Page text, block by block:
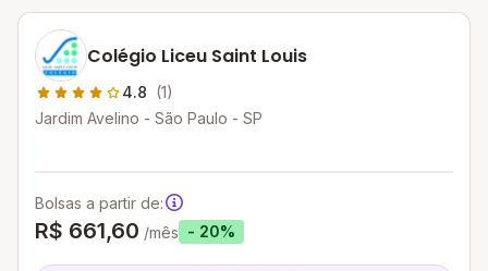
Colégio Liceu Saint Louis
4.8 (1)
Jardim Avelino - São Paulo - SP
Bolsas a partir de:
R$ 661,60 /mês - 20%